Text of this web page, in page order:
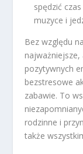
spędzić
muzyce i
Bez względu
najważniejsze,
pozytywnych
bezstresowe
zabawie. To
rodzinne i
także